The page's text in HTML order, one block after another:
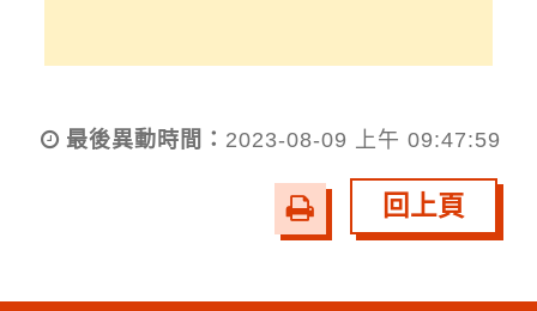
最後異動時間： 2023-08-09 上午 09:47:59
友
善
印
回上頁